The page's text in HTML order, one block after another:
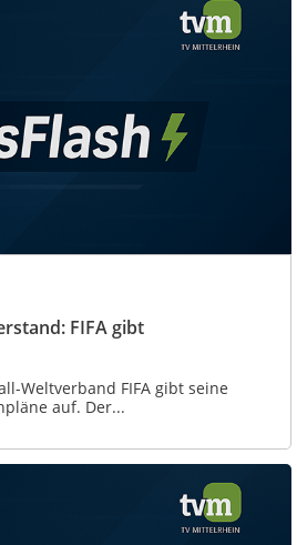
FIFA gibt
Weltverband FIFA gibt seine
auf. Der...